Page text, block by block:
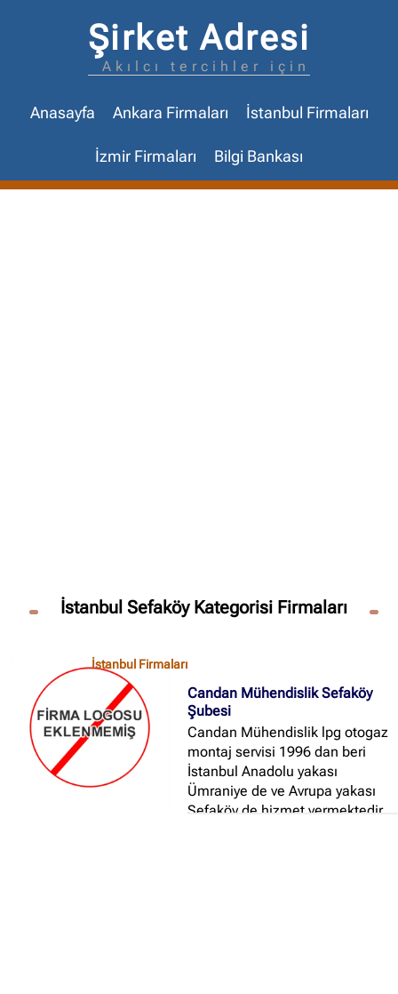
Şirket Adresi
Akılcı tercihler için
Anasayfa Ankara Firmaları İstanbul Firmaları
İzmir Firmaları Bilgi Bankası
İstanbul Sefaköy Kategorisi Firmaları
İstanbul Firmaları
Candan Mühendislik Sefaköy
Şubesi
Candan Mühendislik lpg otogaz
montaj servisi 1996 dan beri
İstanbul Anadolu yakası
Ümraniye de ve Avrupa yakası
Sefaköy de hizmet vermektedir...
İstanbul Firmaları(388)